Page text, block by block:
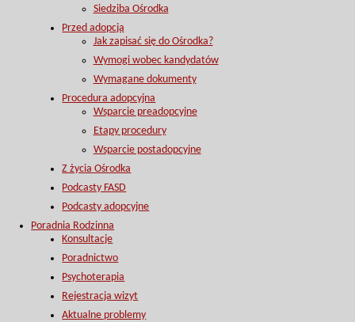
Siedziba Ośrodka
Przed adopcją
Jak zapisać się do Ośrodka?
Wymogi wobec kandydatów
Wymagane dokumenty
Procedura adopcyjna
Wsparcie preadopcyjne
Etapy procedury
Wsparcie postadopcyjne
Z życia Ośrodka
Podcasty FASD
Podcasty adopcyjne
Poradnia Rodzinna
Konsultacje
Poradnictwo
Psychoterapia
Rejestracja wizyt
Aktualne problemy